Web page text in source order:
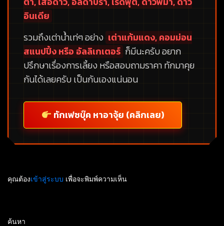
อินเดีย
รวมถึงเต่าน้ำเท่ๆ อย่าง เต่าแก้มแดง, คอมม่อน
สแนปปิ้ง หรือ อัลลิเกเตอร์ ก็มีนะครับ อยาก
ปรึกษาเรื่องการเลี้ยง หรือสอบถามราคา ทักมาคุย
กันได้เลยครับ เป็นกันเองแน่นอน
ทักเฟซบุ๊ค หาอาจุ้ย (คลิกเลย)
คุณต้องเข้าสู่ระบบ เพื่อจะพิมพ์ความเห็น
ค้นหา